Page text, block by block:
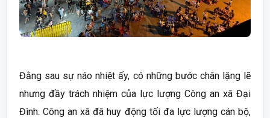
Đằng sau sự náo nhiệt ấy, có những bước chân lặng lẽ
nhưng đầy trách nhiệm của lực lượng Công an xã Đại
Đình. Công an xã đã huy động tối đa lực lượng cán bộ,